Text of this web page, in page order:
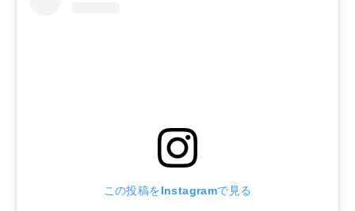
この投稿をInstagramで見る